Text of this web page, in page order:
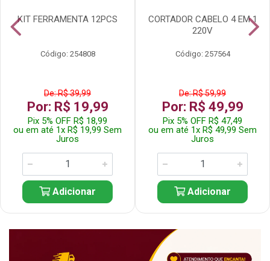
KIT FERRAMENTA 12PCS
Código: 254808
De: R$ 39,99
Por: R$ 19,99
Pix 5% OFF R$ 18,99
ou em até 1x R$ 19,99 Sem
Juros
Adicionar
CORTADOR CABELO 4 EM 1
220V
Código: 257564
De: R$ 59,99
Por: R$ 49,99
Pix 5% OFF R$ 47,49
ou em até 1x R$ 49,99 Sem
Juros
Adicionar